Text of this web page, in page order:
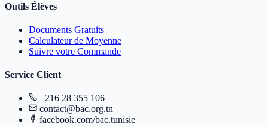
Outils Élèves
Documents Gratuits
Calculateur de Moyenne
Suivre votre Commande
Service Client
+216 28 355 106
contact@bac.org.tn
facebook.com/bac.tunisie